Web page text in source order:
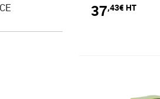
37,43€ HT